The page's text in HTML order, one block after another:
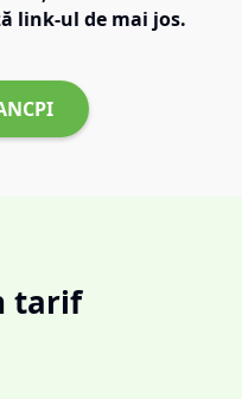
link-ul de mai jos.
tarif